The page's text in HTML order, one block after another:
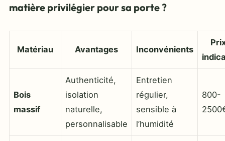
matière privilégier pour sa porte ?
Matériau Avantages Inconvénients
Bois
massif
Authenticité,
isolation
naturelle,
personnalisable
Entretien
régulier,
sensible à
l’humidité
800-